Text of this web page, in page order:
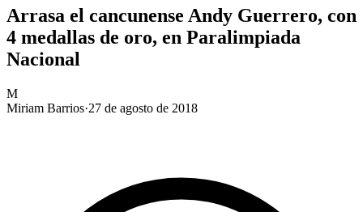
Arrasa el cancunense Andy Guerrero, con
4 medallas de oro, en Paralimpiada
Nacional
M
Miriam Barrios·27 de agosto de 2018